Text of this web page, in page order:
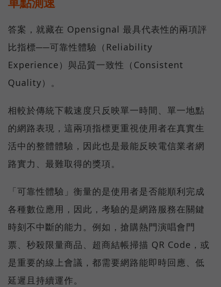
答案，就藏在 Opensignal 最具代表性的兩項評
比指標──可靠性體驗（Reliability
Experience）與品質一致性（Consistent
Quality）。
相較於傳統下載速度只反映單一時間、單一地點
的網路表現，這兩項指標更重視使用者在真實生
活中的整體體驗，因此也是最能反映電信業者網
路實力、最難取得的獎項。
「可靠性體驗」衡量的是使用者是否能順利完成
各種數位應用，因此，考驗的是網路服務在關鍵
時刻不中斷的能力。例如，搶購熱門演唱會門
票、秒殺限量商品、超商結帳掃描 QR Code，或
是重要的線上會議，都需要網路能即時回應、低
延遲且持續運作。